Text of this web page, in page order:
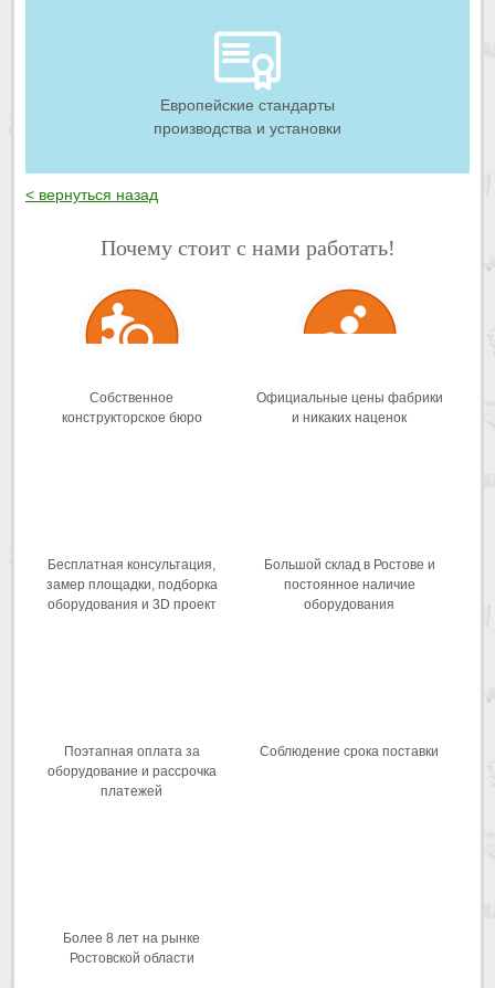
Европейские стандарты
производства и установки
< вернуться назад
Почему стоит с нами работать!
Собственное
конструкторское бюро
Официальные цены фабрики
и никаких наценок
Бесплатная консультация,
замер площадки, подборка
оборудования и 3D проект
Большой склад в Ростове и
постоянное наличие
оборудования
Поэтапная оплата за
оборудование и рассрочка
платежей
Соблюдение срока поставки
Более 8 лет на рынке
Ростовской области